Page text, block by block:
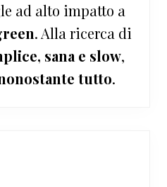
ad alto impatto a
. Alla ricerca di
sana e slow,
tutto.